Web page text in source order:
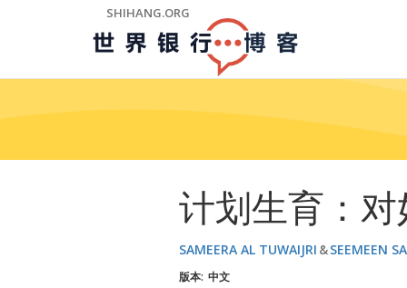
SHIHANG.ORG
计划生育：
SAMEERA AL TUWAIJRI SEEMEEN
版本: 中文